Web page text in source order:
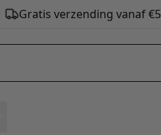
Gratis verzending vanaf